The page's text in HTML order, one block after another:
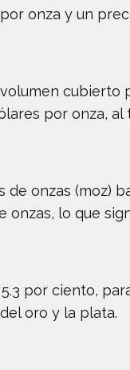
onza y un
cubierto
por onza,
onzas (moz)
lo que
por ciento,
oro y la plata.